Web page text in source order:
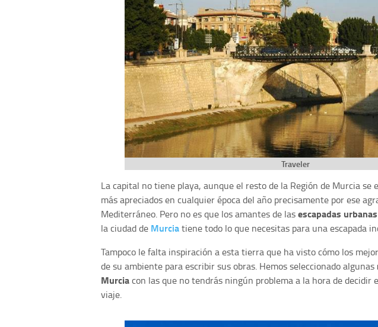
Traveler
La capital no tiene playa, aunque el resto de la Región de Murcia
más apreciados en cualquier época del año precisamente por ese
Mediterráneo. Pero no es que los amantes de lasescapadas urbanas
la ciudad de Murciatiene todo lo que necesitas para una escapada
Tampoco le falta inspiración a esta tierra que ha visto cómo los
de su ambiente para escribir sus obras. Hemos seleccionado algunas
Murciacon las que no tendrás ningún problema a la hora de decidir
viaje.